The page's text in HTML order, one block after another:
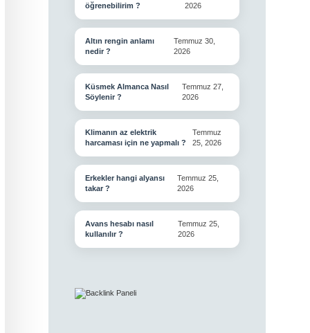
öğrenebilirim ?
2026
Altın rengin anlamı
nedir ?
Temmuz 30,
2026
Küsmek Almanca Nasıl
Söylenir ?
Temmuz 27,
2026
Klimanın az elektrik
harcaması için ne yapmalı ?
Temmuz
25, 2026
Erkekler hangi alyansı
takar ?
Temmuz 25,
2026
Avans hesabı nasıl
kullanılır ?
Temmuz 25,
2026